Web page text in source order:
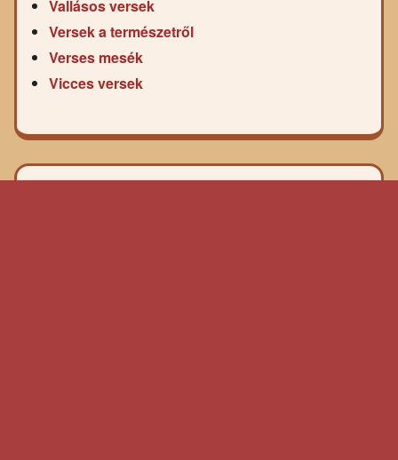
Vallásos versek
Versek a természetről
Verses mesék
Vicces versek